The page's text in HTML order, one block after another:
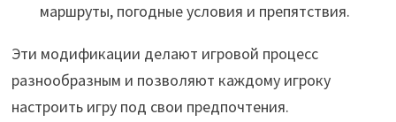
маршруты, погодные условия и препятствия.
Эти модификации делают игровой процесс
разнообразным и позволяют каждому игроку
настроить игру под свои предпочтения.